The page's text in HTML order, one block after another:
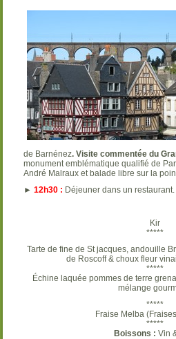
de Barnénez.Visite commentée du
monument emblématique qualifié de
André Malraux et balade libre sur la
►12h30 : Déjeuner dans un restaurant.
Kir
*****
Tarte de fine de St jacques, andouille
de Roscoff & choux fleur
*****
Échine laquée pommes de terre
mélange
*****
Fraise Melba
*****
Boissons : Vin